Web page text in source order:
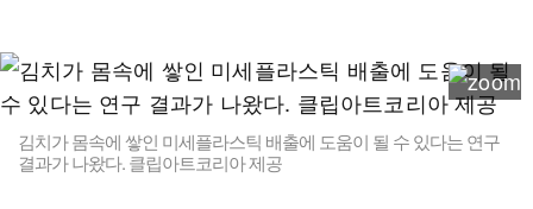
김치가 몸속에 쌓인 미세플라스틱 배출에 도움이 될 수 있다는 연구
결과가 나왔다. 클립아트코리아 제공